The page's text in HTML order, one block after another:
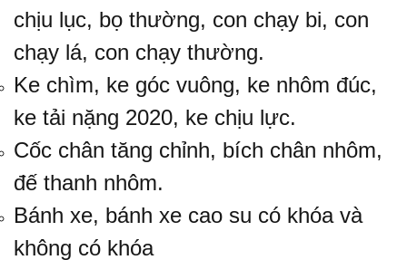
chịu lục, bọ thường, con chạy bi, con
chạy lá, con chạy thường.
Ke chìm, ke góc vuông, ke nhôm đúc,
ke tải nặng 2020, ke chịu lực.
Cốc chân tăng chỉnh, bích chân nhôm,
đế thanh nhôm.
Bánh xe, bánh xe cao su có khóa và
không có khóa